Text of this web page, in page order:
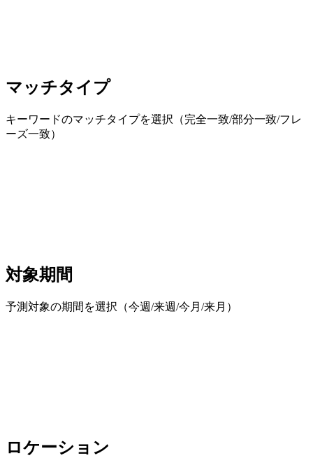
マッチタイプ
キーワードのマッチタイプを選択（完全一致/部分一致/フレ
ーズ一致）
対象期間
予測対象の期間を選択（今週/来週/今月/来月）
ロケーション